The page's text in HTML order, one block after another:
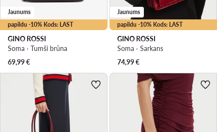
papildu -10% Kods: LAST
Jaunums
GINO ROSSI
Soma · Tumši brūna
69,99€
papildu -10% Kods: LAST
Jaunums
GINO ROSSI
Soma · Sarkans
74,99€